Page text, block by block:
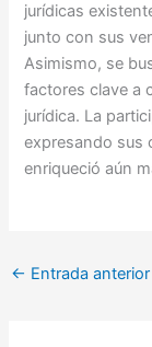
jurídicas
junto con sus
Asimismo, se
factores clave a
jurídica. La
expresando sus
enriqueció aún
← Entrada anterior